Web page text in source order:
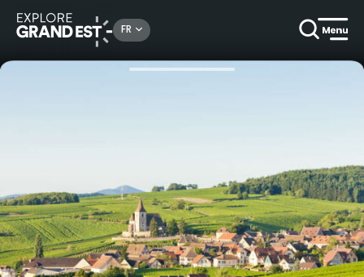
FR
Idées séjours Coffret cadeau- Week-end découverte sur la Route des Vins d’Alsace